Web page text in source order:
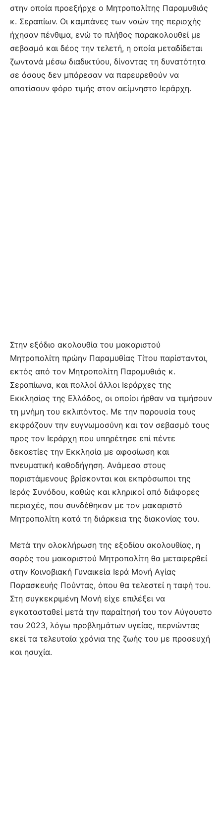
στην οποία προεξήρχε ο Μητροπολίτης Παραμυθιάς
κ. Σεραπίων. Οι καμπάνες των ναών της περιοχής
ήχησαν πένθιμα, ενώ το πλήθος παρακολουθεί με
σεβασμό και δέος την τελετή, η οποία μεταδίδεται
ζωντανά μέσω διαδικτύου, δίνοντας τη δυνατότητα
σε όσους δεν μπόρεσαν να παρευρεθούν να
αποτίσουν φόρο τιμής στον αείμνηστο Ιεράρχη.
Στην εξόδιο ακολουθία του μακαριστού
Μητροπολίτη πρώην Παραμυθίας Τίτου παρίστανται,
εκτός από τον Μητροπολίτη Παραμυθιάς κ.
Σεραπίωνα, και πολλοί άλλοι Ιεράρχες της
Εκκλησίας της Ελλάδος, οι οποίοι ήρθαν να τιμήσουν
τη μνήμη του εκλιπόντος. Με την παρουσία τους
εκφράζουν την ευγνωμοσύνη και τον σεβασμό τους
προς τον Ιεράρχη που υπηρέτησε επί πέντε
δεκαετίες την Εκκλησία με αφοσίωση και
πνευματική καθοδήγηση. Ανάμεσα στους
παριστάμενους βρίσκονται και εκπρόσωποι της
Ιεράς Συνόδου, καθώς και κληρικοί από διάφορες
περιοχές, που συνδέθηκαν με τον μακαριστό
Μητροπολίτη κατά τη διάρκεια της διακονίας του.
Μετά την ολοκλήρωση της εξοδίου ακολουθίας, η
σορός του μακαριστού Μητροπολίτη θα μεταφερθεί
στην Κοινοβιακή Γυναικεία Ιερά Μονή Αγίας
Παρασκευής Πούντας, όπου θα τελεστεί η ταφή του.
Στη συγκεκριμένη Μονή είχε επιλέξει να
εγκατασταθεί μετά την παραίτησή του τον Αύγουστο
του 2023, λόγω προβλημάτων υγείας, περνώντας
εκεί τα τελευταία χρόνια της ζωής του με προσευχή
και ησυχία.